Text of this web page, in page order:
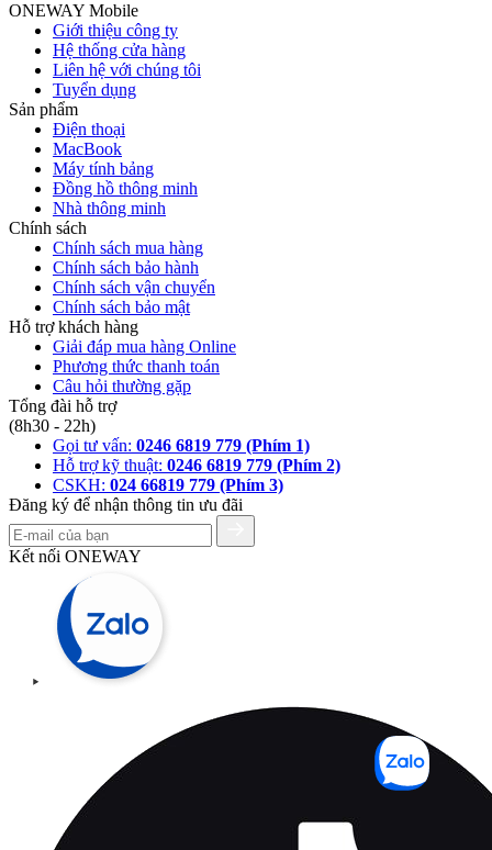
ONEWAY Mobile
Giới thiệu công ty
Hệ thống cửa hàng
Liên hệ với chúng tôi
Tuyển dụng
Sản phẩm
Điện thoại
MacBook
Máy tính bảng
Đồng hồ thông minh
Nhà thông minh
Chính sách
Chính sách mua hàng
Chính sách bảo hành
Chính sách vận chuyển
Chính sách bảo mật
Hỗ trợ khách hàng
Giải đáp mua hàng Online
Phương thức thanh toán
Câu hỏi thường gặp
Tổng đài hỗ trợ
(8h30 - 22h)
Gọi tư vấn: 0246 6819 779 (Phím 1)
Hỗ trợ kỹ thuật: 0246 6819 779 (Phím 2)
CSKH: 024 66819 779 (Phím 3)
Đăng ký để nhận thông tin ưu đãi
Kết nối ONEWAY